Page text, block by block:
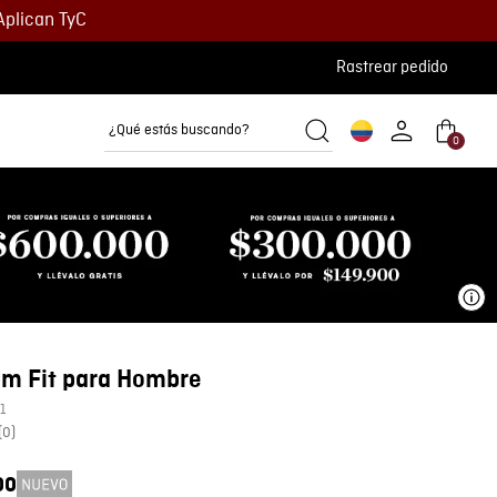
TyC
Rastrear pedido
¿Qué estás buscando?
0
Fit para Hombre
(0)